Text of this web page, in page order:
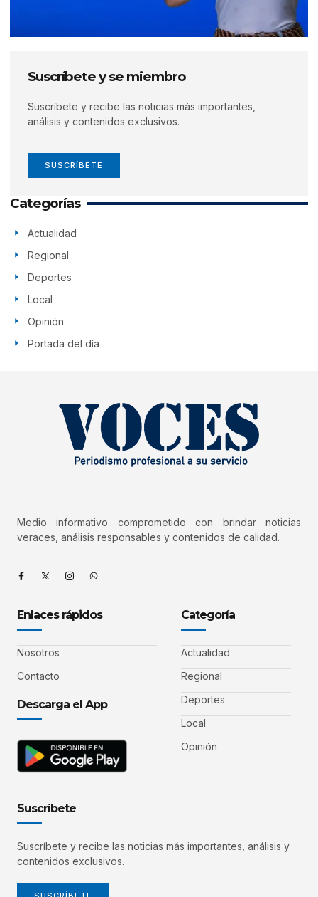
Suscríbete y se miembro
Suscríbete y recibe las noticias más importantes,
análisis y contenidos exclusivos.
SUSCRÍBETE
Categorías
Actualidad
Regional
Deportes
Local
Opinión
Portada del día
Medio informativo comprometido con brindar noticias
veraces, análisis responsables y contenidos de calidad.
Enlaces rápidos
Nosotros
Contacto
Descarga el App
Categoría
Actualidad
Regional
Deportes
Local
Opinión
Suscríbete
Suscríbete y recibe las noticias más importantes, análisis y
contenidos exclusivos.